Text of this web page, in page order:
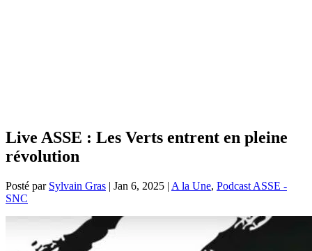
Live ASSE : Les Verts entrent en pleine
révolution
Posté par Sylvain Gras | Jan 6, 2025 | A la Une, Podcast ASSE -
SNC